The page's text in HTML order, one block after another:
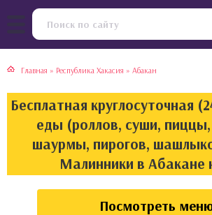
Главная » Республика Хакасия » Абакан
Бесплатная круглосуточная
еды (роллов, суши, пиццы,
шаурмы, пирогов,
Малинники в Абакане
Посмотреть
кухня
кухня
кухня
кухня
булочки